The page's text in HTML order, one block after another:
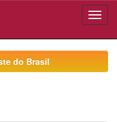
do Brasil